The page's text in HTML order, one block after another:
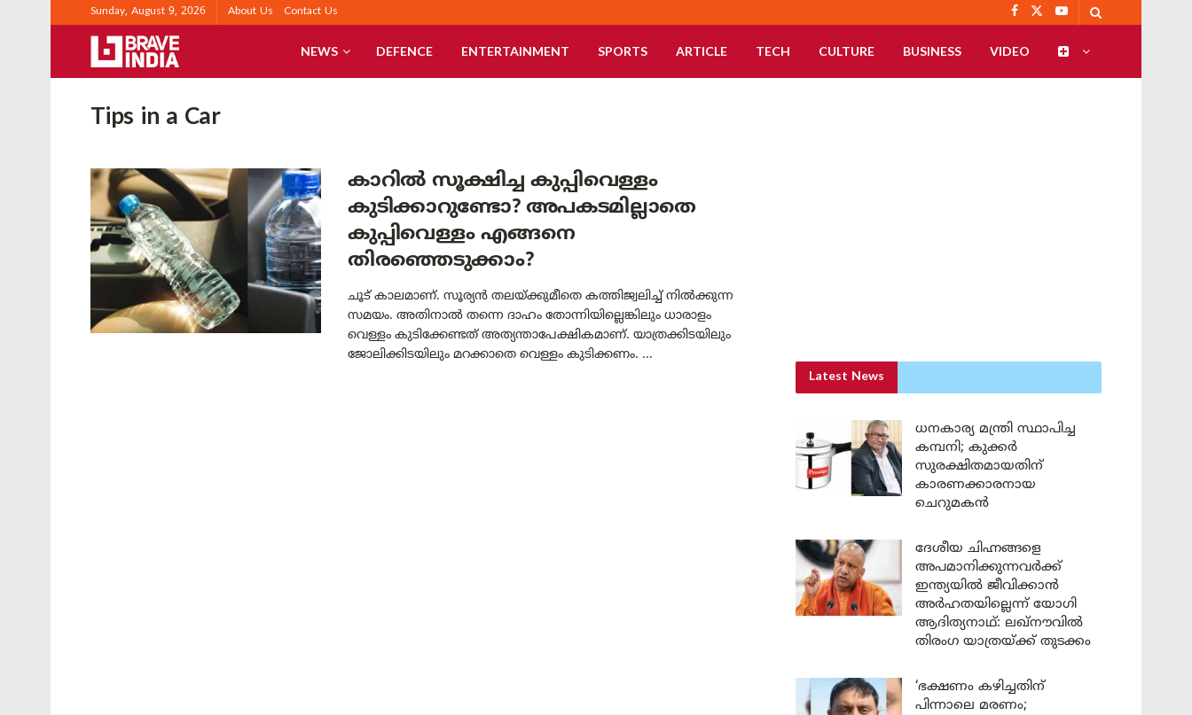
Sunday, August 9, 2026 About Us Contact Us
NEWS DEFENCE ENTERTAINMENT SPORTS ARTICLE TECH CULTURE BUSINESS VIDEO
Tips in a Car
കാറിൽ സൂക്ഷിച്ച കുപ്പിവെള്ളം
കുടിക്കാറുണ്ടോ? അപകടമില്ലാതെ
കുപ്പിവെള്ളം എങ്ങനെ
തിരഞ്ഞെടുക്കാം?
ചൂട് കാലമാണ്. സൂര്യൻ തലയ്ക്കുമീതെ കത്തിജ്വലിച്ച് നിൽക്കുന്ന
സമയം. അതിനാൽ തന്നെ ദാഹം തോന്നിയില്ലെങ്കിലും ധാരാളം
വെള്ളം കുടിക്കേണ്ടത് അത്യന്താപേക്ഷികമാണ്. യാത്രക്കിടയിലും
ജോലിക്കിടയിലും മറക്കാതെ വെള്ളം കുടിക്കണം. ...
Latest News
ധനകാര്യ മന്ത്രി സ്ഥാപിച്ച
കമ്പനി; കുക്കർ
സുരക്ഷിതമായതിന്
കാരണക്കാരനായ
ചെറുമകൻ
ദേശീയ ചിഹ്നങ്ങളെ
അപമാനിക്കുന്നവർക്ക്
ഇന്ത്യയിൽ ജീവിക്കാൻ
അർഹതയില്ലെന്ന് യോഗി
ആദിത്യനാഥ്: ലഖ്‌നൗവിൽ
തിരംഗ യാത്രയ്ക്ക് തുടക്കം
‘ഭക്ഷണം കഴിച്ചതിന്
പിന്നാലെ മരണം;